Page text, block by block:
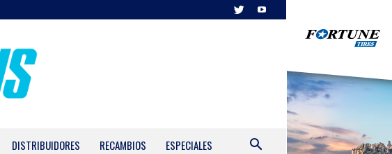
DISTRIBUIDORES RECAMBIOS ESPECIALES